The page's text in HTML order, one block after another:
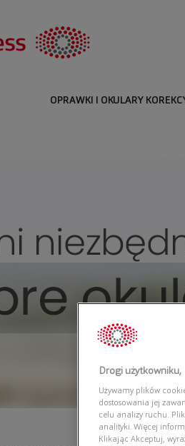
OPRAWKI I OKULARY
Drogi użytkowniku,
Używamy plików
dostosowania jej
celu analizy ruchu.
analityki. Więcej
Klikając Akceptuj,